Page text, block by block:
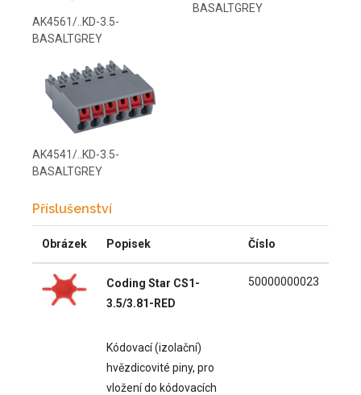
AK4561/..KD-3.5-
BASALTGREY
BASALTGREY
AK4541/..KD-3.5-
BASALTGREY
Příslušenství
Obrázek Popisek Číslo
Coding Star CS1-
3.5/3.81-RED
Kódovací (izolační)
hvězdicovité piny, pro
vložení do kódovacích
50000000023